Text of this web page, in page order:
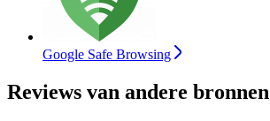
Google Safe Browsing
Reviews van andere bronnen